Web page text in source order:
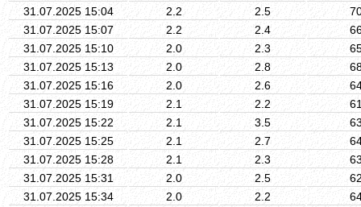
31.07.2025 15:04
2.2 2.5
31.07.2025 15:07
2.2 2.4
31.07.2025 15:10
2.0 2.3
31.07.2025 15:13
2.0 2.8
31.07.2025 15:16
2.0 2.6
31.07.2025 15:19
2.1 2.2
31.07.2025 15:22
2.1 3.5
31.07.2025 15:25
2.1 2.7
31.07.2025 15:28
2.1 2.3
31.07.2025 15:31
2.0 2.5
31.07.2025 15:34
2.0 2.2